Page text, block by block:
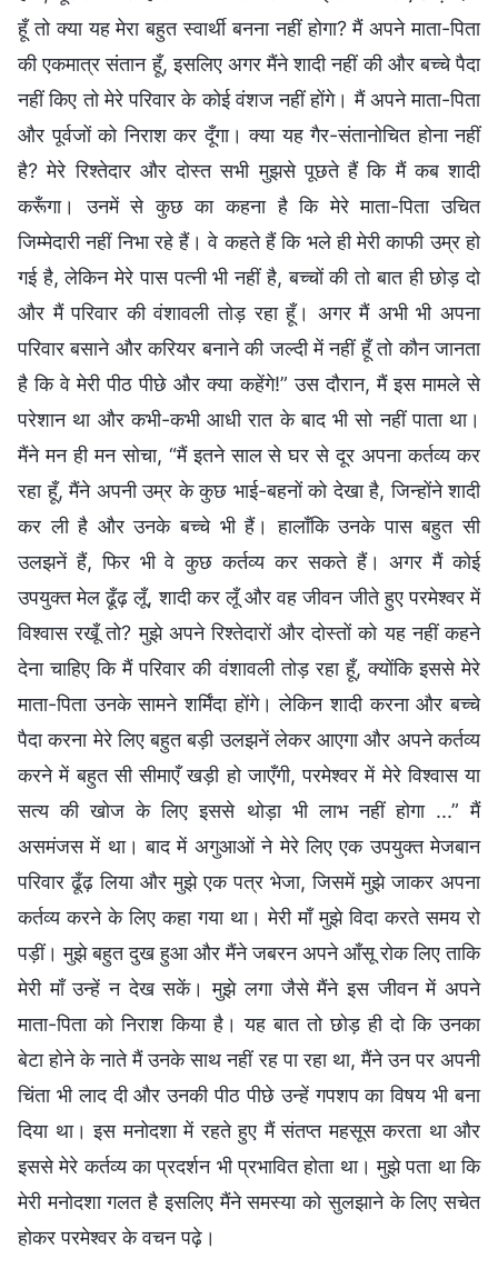
हूँ तो क्या यह मेरा बहुत स्वार्थी बनना नहीं होगा? मैं अपने माता-पिता
की एकमात्र संतान हूँ, इसलिए अगर मैंने शादी नहीं की और बच्चे पैदा
नहीं किए तो मेरे परिवार के कोई वंशज नहीं होंगे। मैं अपने माता-पिता
और पूर्वजों को निराश कर दूँगा। क्या यह गैर-संतानोचित होना नहीं
है? मेरे रिश्तेदार और दोस्त सभी मुझसे पूछते हैं कि मैं कब शादी
करूँगा। उनमें से कुछ का कहना है कि मेरे माता-पिता उचित
जिम्मेदारी नहीं निभा रहे हैं। वे कहते हैं कि भले ही मेरी काफी उम्र हो
गई है, लेकिन मेरे पास पत्नी भी नहीं है, बच्चों की तो बात ही छोड़ दो
और मैं परिवार की वंशावली तोड़ रहा हूँ। अगर मैं अभी भी अपना
परिवार बसाने और करियर बनाने की जल्दी में नहीं हूँ तो कौन जानता
है कि वे मेरी पीठ पीछे और क्या कहेंगे!” उस दौरान, मैं इस मामले से
परेशान था और कभी-कभी आधी रात के बाद भी सो नहीं पाता था।
मैंने मन ही मन सोचा, “मैं इतने साल से घर से दूर अपना कर्तव्य कर
रहा हूँ, मैंने अपनी उम्र के कुछ भाई-बहनों को देखा है, जिन्होंने शादी
कर ली है और उनके बच्चे भी हैं। हालाँकि उनके पास बहुत सी
उलझनें हैं, फिर भी वे कुछ कर्तव्य कर सकते हैं। अगर मैं कोई
उपयुक्त मेल ढूँढ़ लूँ, शादी कर लूँ और वह जीवन जीते हुए परमेश्वर में
विश्वास रखूँ तो? मुझे अपने रिश्तेदारों और दोस्तों को यह नहीं कहने
देना चाहिए कि मैं परिवार की वंशावली तोड़ रहा हूँ, क्योंकि इससे मेरे
माता-पिता उनके सामने शर्मिंदा होंगे। लेकिन शादी करना और बच्चे
पैदा करना मेरे लिए बहुत बड़ी उलझनें लेकर आएगा और अपने कर्तव्य
करने में बहुत सी सीमाएँ खड़ी हो जाएँगी, परमेश्वर में मेरे विश्वास या
सत्य की खोज के लिए इससे थोड़ा भी लाभ नहीं होगा ...” मैं
असमंजस में था। बाद में अगुआओं ने मेरे लिए एक उपयुक्त मेजबान
परिवार ढूँढ़ लिया और मुझे एक पत्र भेजा, जिसमें मुझे जाकर अपना
कर्तव्य करने के लिए कहा गया था। मेरी माँ मुझे विदा करते समय रो
पड़ीं। मुझे बहुत दुख हुआ और मैंने जबरन अपने आँसू रोक लिए ताकि
मेरी माँ उन्हें न देख सकें। मुझे लगा जैसे मैंने इस जीवन में अपने
माता-पिता को निराश किया है। यह बात तो छोड़ ही दो कि उनका
बेटा होने के नाते मैं उनके साथ नहीं रह पा रहा था, मैंने उन पर अपनी
चिंता भी लाद दी और उनकी पीठ पीछे उन्हें गपशप का विषय भी बना
दिया था। इस मनोदशा में रहते हुए मैं संतप्त महसूस करता था और
इससे मेरे कर्तव्य का प्रदर्शन भी प्रभावित होता था। मुझे पता था कि
मेरी मनोदशा गलत है इसलिए मैंने समस्या को सुलझाने के लिए सचेत
होकर परमेश्वर के वचन पढ़े।